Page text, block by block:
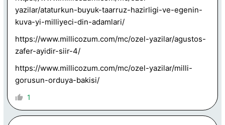
yazilar/ataturkun-buyuk-taarruz-hazirligi-ve-egenin-
kuva-yi-milliyeci-din-adamlari/
https://www.millicozum.com/mc/ozel-yazilar/agustos-
zafer-ayidir-siir-4/
https://www.millicozum.com/mc/ozel-yazilar/milli-
gorusun-orduya-bakisi/
1